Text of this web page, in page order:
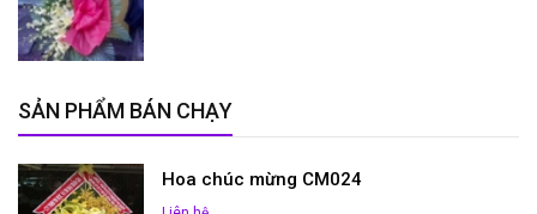
SẢN PHẨM BÁN CHẠY
Hoa chúc mừng CM024